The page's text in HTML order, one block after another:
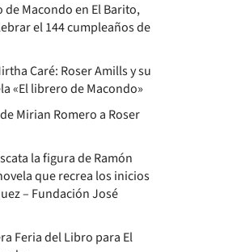
de Macondo en El Barito,
el 144 cumpleaños de
Caré: Roser Amills y su
«El librero de Macondo»
Mirian Romero a Roser
la figura de Ramón
que recrea los inicios
– Fundación José
Feria del Libro para El